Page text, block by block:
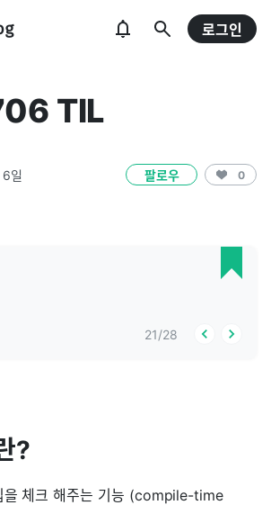
로그인
TIL
일 팔로우 0
21/28
?
을 체크 해주는 기능 (compile-time